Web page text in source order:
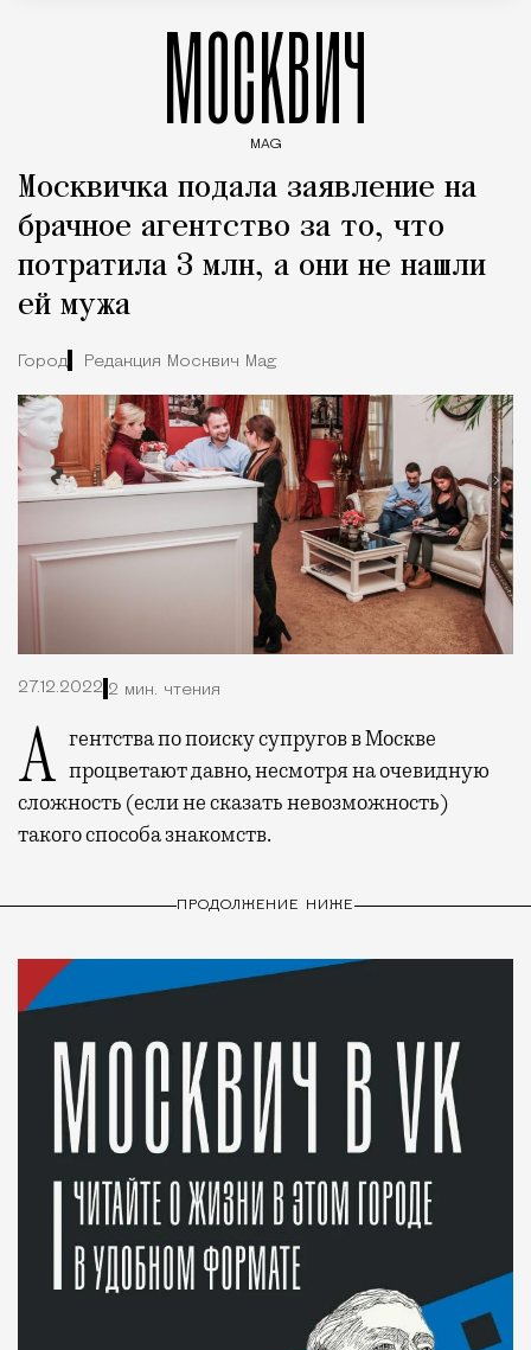
МОСКВИЧ
MAG
Москвичка подала заявление на
брачное агентство за то, что
потратила 3 млн, а они не нашли
ей мужа
Город Редакция Москвич Mag
27.12.2022 2 мин. чтения
Агентства по поиску супругов в Москве процветают давно, несмотря на очевидную
сложность (если не сказать невозможность)
такого способа знакомств.
ПРОДОЛЖЕНИЕ НИЖЕ